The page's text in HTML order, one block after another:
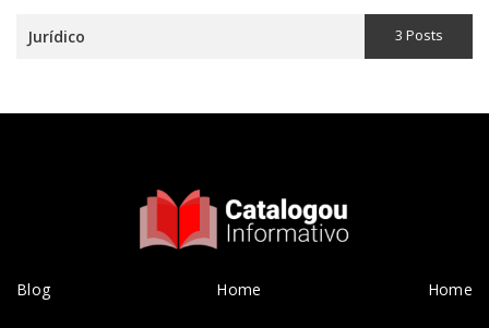
Jurídico 3 Posts
Blog Home Home